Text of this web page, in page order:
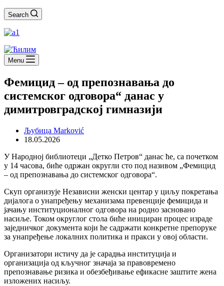
Search
Menu
Фемицид – од препознавања до
системског одговора“ данас у
димитровградској гимназији
Љубица Marković
18.05.2026
У Народној библиотеци „Детко Петров“ данас ће, са почетком
у 14 часова, биће одржан округли сто под називом „Фемицид
– од препознавања до системског одговора“.
Скуп организује Независни женски центар у циљу покретања
дијалога о унапређењу механизама превенције фемицида и
јачању институционалног одговора на родно засновано
насиље. Током округлог стола биће инициран процес израде
заједничког документа који ће садржати конкретне препоруке
за унапређење локалних политика и пракси у овој области.
Организатори истичу да је сарадња институција и
организација од кључног значаја за правовремено
препознавање ризика и обезбеђивање ефикасне заштите жена
изложених насиљу.